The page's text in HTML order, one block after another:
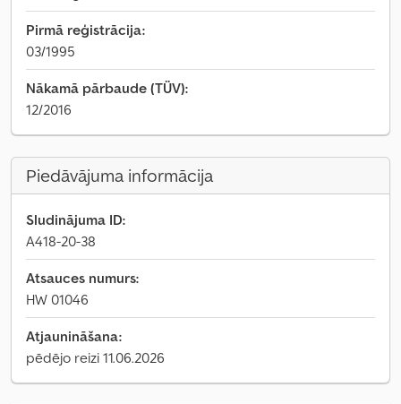
Pirmā reģistrācija:
03/1995
Nākamā pārbaude (TÜV):
12/2016
Piedāvājuma informācija
Sludinājuma ID:
A418-20-38
Atsauces numurs:
HW 01046
Atjaunināšana:
pēdējo reizi 11.06.2026